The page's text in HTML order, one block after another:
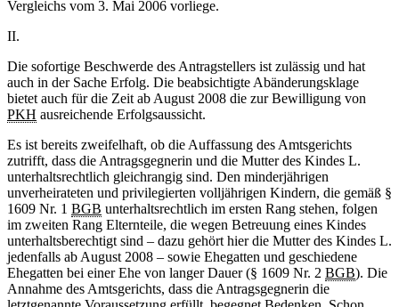
Vergleichs vom 3. Mai 2006 vorliege.
II.
Die sofortige Beschwerde des Antragstellers ist zulässig und hat
auch in der Sache Erfolg. Die beabsichtigte Abänderungsklage
bietet auch für die Zeit ab August 2008 die zur Bewilligung von
PKH ausreichende Erfolgsaussicht.
Es ist bereits zweifelhaft, ob die Auffassung des Amtsgerichts
zutrifft, dass die Antragsgegnerin und die Mutter des Kindes L.
unterhaltsrechtlich gleichrangig sind. Den minderjährigen
unverheirateten und privilegierten volljährigen Kindern, die gemäß §
1609 Nr. 1 BGB unterhaltsrechtlich im ersten Rang stehen, folgen
im zweiten Rang Elternteile, die wegen Betreuung eines Kindes
unterhaltsberechtigt sind – dazu gehört hier die Mutter des Kindes L.
jedenfalls ab August 2008 – sowie Ehegatten und geschiedene
Ehegatten bei einer Ehe von langer Dauer (§ 1609 Nr. 2 BGB). Die
Annahme des Amtsgerichts, dass die Antragsgegnerin die